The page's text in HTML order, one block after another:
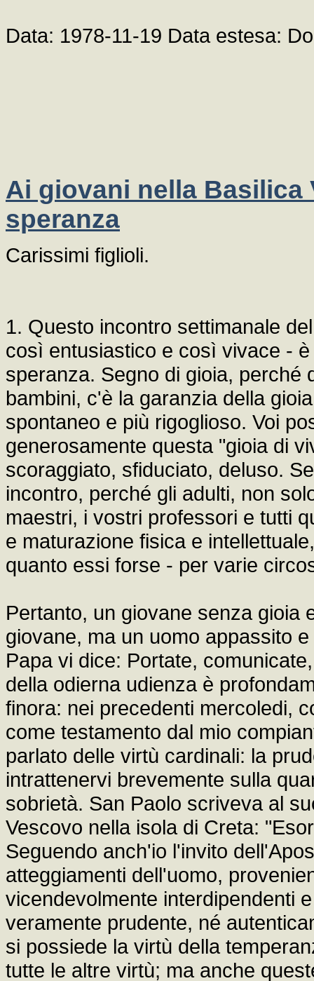
Data: 1978-11-19 Data estesa:
Ai giovani nella Basilica
speranza
Carissimi figlioli.
1. Questo incontro settimanale
così entusiastico e così vivace -
speranza. Segno di gioia, perché
bambini, c'è la garanzia della
spontaneo e più rigoglioso. Voi
generosamente questa "gioia di
scoraggiato, sfiduciato, deluso.
incontro, perché gli adulti, non
maestri, i vostri professori e tutti
e maturazione fisica e
quanto essi forse - per varie
Pertanto, un giovane senza gioia
giovane, ma un uomo appassito
Papa vi dice: Portate,
della odierna udienza è
finora: nei precedenti mercoledi,
come testamento dal mio
parlato delle virtù cardinali: la
intrattenervi brevemente sulla
sobrietà. San Paolo scriveva al
Vescovo nella isola di Creta:
Seguendo anch'io l'invito
atteggiamenti dell'uomo,
vicendevolmente interdipendenti
veramente prudente, né
si possiede la virtù della
tutte le altre virtù; ma anche